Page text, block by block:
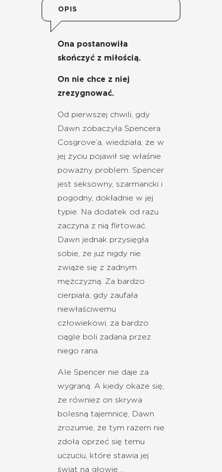
OPIS
Ona postanowiła
skończyć z miłością.
On nie chce z niej
zrezygnować.
Od pierwszej chwili, gdy
Dawn zobaczyła Spencera
Cosgrove’a, wiedziała, że w
jej życiu pojawił się właśnie
poważny problem. Spencer
jest seksowny, szarmancki i
pogodny, dokładnie w jej
typie. Na dodatek od razu
zaczyna z nią flirtować.
Dawn jednak przysięgła
sobie, że już nigdy nie
zwiąże się z żadnym
mężczyzną. Za bardzo
cierpiała, gdy zaufała
niewłaściwemu
człowiekowi, za bardzo
ciągle boli zadana przez
niego rana.
Ale Spencer nie daje za
wygraną. A kiedy okaże się,
że również on skrywa
bolesną tajemnicę, Dawn
zrozumie, że tym razem nie
zdoła oprzeć się temu
uczuciu, które stawia jej
świat na głowie…